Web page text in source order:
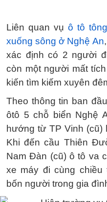
Liên quan vụô tô
xuống sông ở Nghệ An
xác định có 2 người
còn một người mất
kiến tìm kiếm xuyên
Theo thông tin ban
ôtô 5 chỗ biển Nghệ
hướng từ TP Vinh (cũ)
Khi đến cầu Thiên
Nam Đàn (cũ) ô tô va
xe máy đi cùng
bốn người trong gia